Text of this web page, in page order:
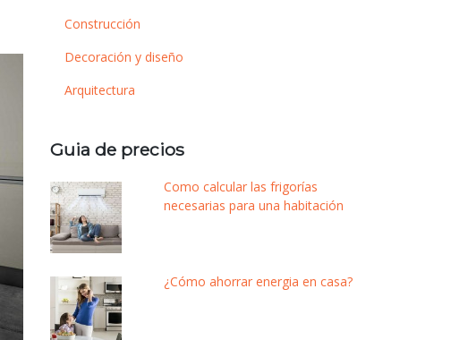
Construcción
Decoración y diseño
Arquitectura
Guia de precios
Como calcular las frigorías
necesarias para una habitación
¿Cómo ahorrar energia en casa?